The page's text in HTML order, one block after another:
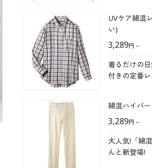
UVケア綿混
い)
3,289円～
着るだけの
付きの定番
綿混ハイパ
3,289円～
大人気!「綿
んと新登場!